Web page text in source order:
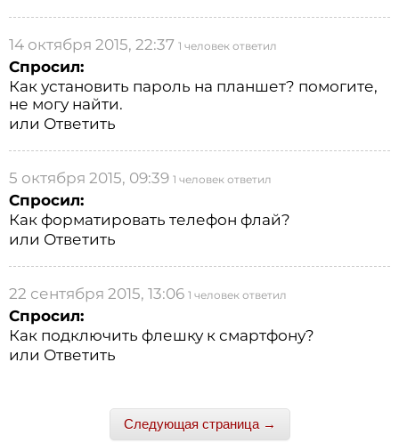
14 октября 2015, 22:37 1 человек ответил
Спросил:
Как установить пароль на планшет? помогите,
не могу найти.
или Ответить
5 октября 2015, 09:39 1 человек ответил
Спросил:
Как форматировать телефон флай?
или Ответить
22 сентября 2015, 13:06 1 человек ответил
Спросил:
Как подключить флешку к смартфону?
или Ответить
Следующая страница →